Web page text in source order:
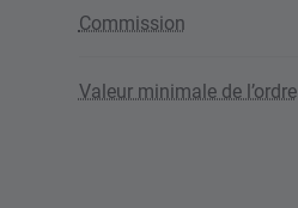
Commission
Valeur minimale de l’ordre